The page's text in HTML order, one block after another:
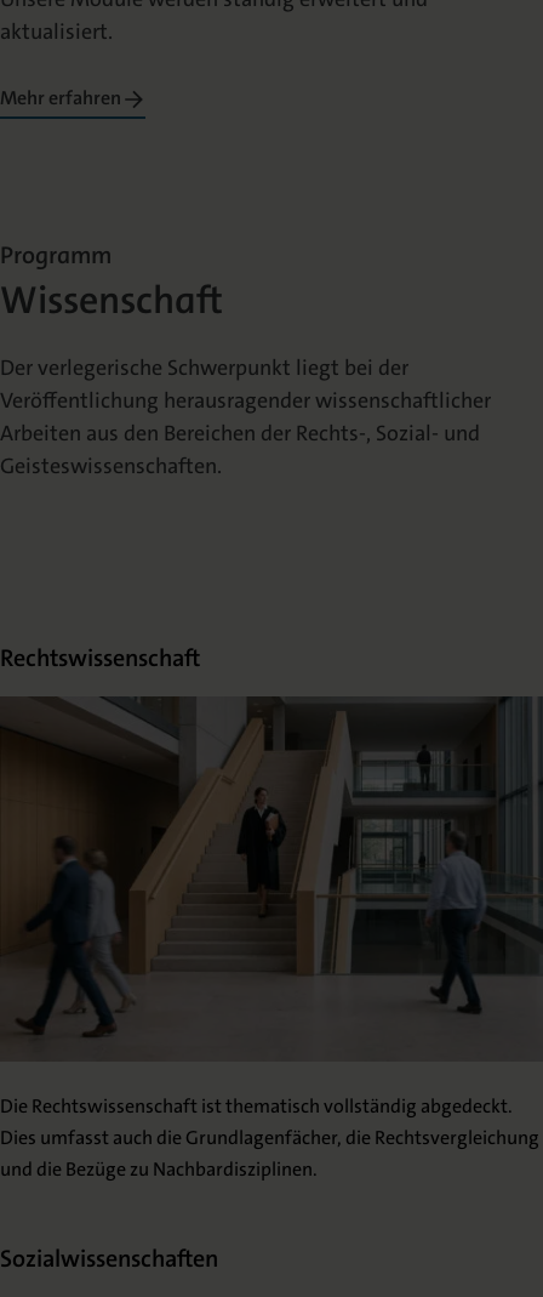
aktualisiert.
Mehr erfahren
Programm
Wissenschaft
Der verlegerische Schwerpunkt liegt bei der
Veröffentlichung herausragender wissenschaftlicher
Arbeiten aus den Bereichen der Rechts-, Sozial- und
Geisteswissenschaften.
Rechtswissenschaft
Die Rechtswissenschaft ist thematisch vollständig abgedeckt.
Dies umfasst auch die Grundlagenfächer, die Rechtsvergleichung
und die Bezüge zu Nachbardisziplinen.
Sozialwissenschaften